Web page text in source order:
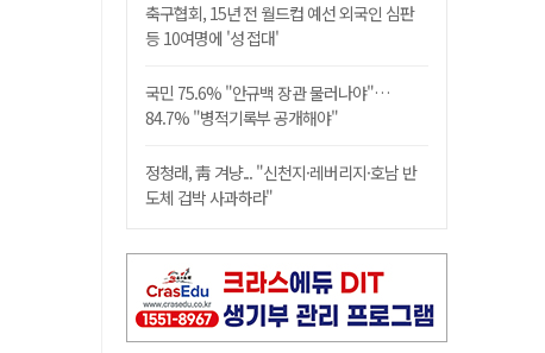
축구협회, 15년 전 월드컵 예선 외국인 심판
등 10여명에 '성 접대'
국민 75.6% "안규백 장관 물러나야"…
84.7% "병적기록부 공개해야"
정청래, 靑 겨냥... "신천지·레버리지·호남 반
도체 겁박 사과하라"